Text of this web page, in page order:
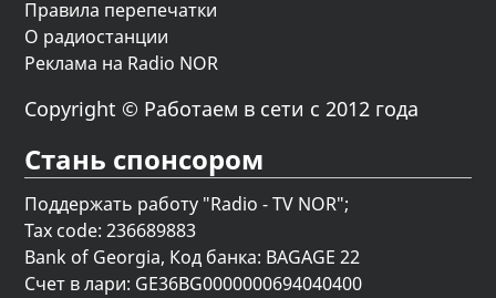
Правила перепечатки
О радиостанции
Реклама на Radio NOR
Copyright © Работаем в сети с 2012 года
Стань спонсором
Поддержать работу "Radio - TV NOR";
Tax code: 236689883
Bank of Georgia, Код банка: BAGAGE 22
Счет в лари: GE36BG0000000694040400